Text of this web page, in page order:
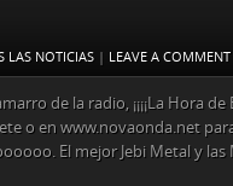
LAS NOTICIAS | LEAVE A COMMENT
de la radio, ¡¡¡¡La Hora de
o en www.novaonda.net
El mejor Jebi Metal y las